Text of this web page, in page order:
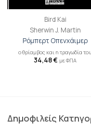
Bird Kai
Sherwin J. Martin
Ρόμπερτ Οπενχάιμερ
ο θρίαμβος και η τραγωδία του
34,48€ με ΦΠΑ
Δημοφιλείς